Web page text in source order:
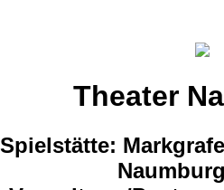
Theater
Spielstätte: